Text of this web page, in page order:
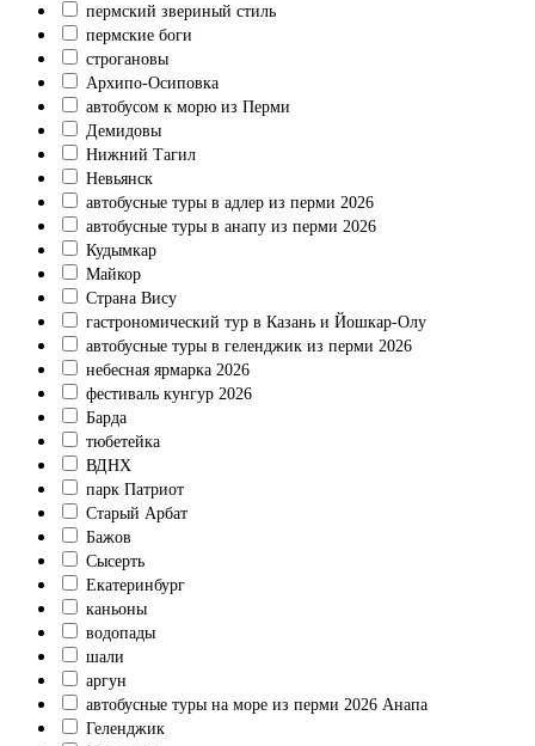
пермский звериный стиль
пермские боги
строгановы
Архипо-Осиповка
автобусом к морю из Перми
Демидовы
Нижний Тагил
Невьянск
автобусные туры в адлер из перми 2026
автобусные туры в анапу из перми 2026
Кудымкар
Майкор
Страна Вису
гастрономический тур в Казань и Йошкар-Олу
автобусные туры в геленджик из перми 2026
небесная ярмарка 2026
фестиваль кунгур 2026
Барда
тюбетейка
ВДНХ
парк Патриот
Старый Арбат
Бажов
Сысерть
Екатеринбург
каньоны
водопады
шали
аргун
автобусные туры на море из перми 2026 Анапа
Геленджик